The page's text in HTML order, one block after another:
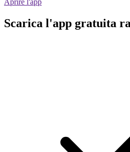
Aprire l'app
Scarica l'app gratuita